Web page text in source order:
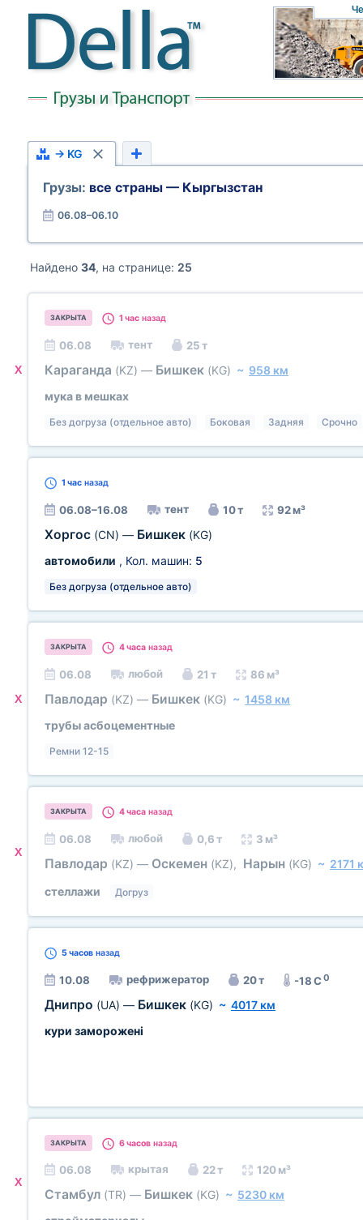
→ KG
Грузы: все страны — Кыргызстан
06.08–06.10
Найдено 34, на странице: 25
X
ЗАКРЫТА 1 час назад
06.08 тент 25 т
Караганда (KZ) — Бишкек (KG) ~ 958 км
мука в мешках
Без догруза (отдельное авто) Боковая Задняя Срочно
1 час назад
06.08–16.08 тент 10 т 92 м³
Хоргос (CN) — Бишкек (KG)
автомобили , Кол. машин: 5
Без догруза (отдельное авто)
X
ЗАКРЫТА 4 часа назад
06.08 любой 21 т 86 м³
Павлодар (KZ) — Бишкек (KG) ~ 1458 км
трубы асбоцементные
Ремни 12-15
X
ЗАКРЫТА 4 часа назад
06.08 любой 0,6 т 3 м³
Павлодар (KZ) — Оскемен (KZ), Нарын (KG) ~ 2171
стеллажи
Догруз
5 часов назад
10.08 рефрижератор 20 т -18 C0
Днипро (UA) — Бишкек (KG) ~ 4017 км
кури заморожені
X
ЗАКРЫТА 6 часов назад
06.08 крытая 22 т 120 м³
Стамбул (TR) — Бишкек (KG) ~ 5230 км